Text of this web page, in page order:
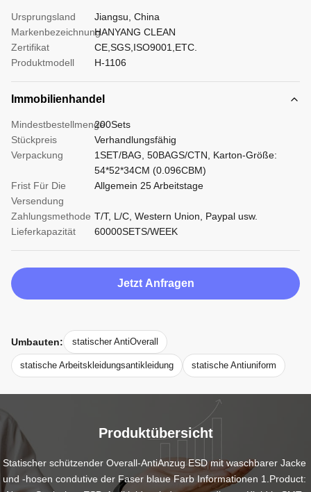
Ursprungsland
Jiangsu, China
MarkenbezeichnungHANYANG CLEAN
Zertifikat
CE,SGS,ISO9001,ETC.
Produktmodell
H-1106
Immobilienhandel
Mindestbestellmenge200Sets
Stückpreis
Verhandlungsfähig
Verpackung
1SET/BAG, 50BAGS/CTN, Karton-Größe:
54*52*34CM (0.096CBM)
Frist Für Die
Versendung
Allgemein 25 Arbeitstage
Zahlungsmethode T/T, L/C, Western Union, Paypal usw.
Lieferkapazität
60000SETS/WEEK
Jetzt Anfragen
Umbauten: statischer AntiOverall
statische Arbeitskleidungsantikleidung statische Antiuniform
Produktübersicht
Statischer schützender Overall-AntiAnzug ESD mit waschbarer Jacke
und -hosen condutive der Faser blaue Farb Informationen 1.Product: